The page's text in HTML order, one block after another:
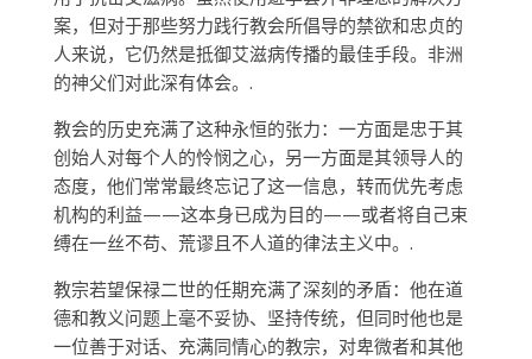
案，但对于那些努力践行教会所倡导的禁欲和忠贞的
人来说，它仍然是抵御艾滋病传播的最佳手段。非洲
的神父们对此深有体会。.
教会的历史充满了这种永恒的张力：一方面是忠于其
创始人对每个人的怜悯之心，另一方面是其领导人的
态度，他们常常最终忘记了这一信息，转而优先考虑
机构的利益——这本身已成为目的——或者将自己束
缚在一丝不苟、荒谬且不人道的律法主义中。.
教宗若望保禄二世的任期充满了深刻的矛盾：他在道
德和教义问题上毫不妥协、坚持传统，但同时他也是
一位善于对话、充满同情心的教宗，对卑微者和其他